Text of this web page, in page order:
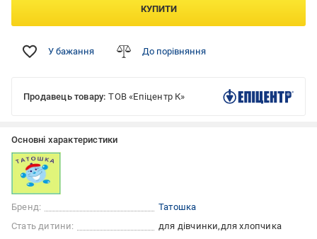
КУПИТИ
У бажання До порівняння
Продавець товару: ТОВ «Епіцентр К»
Основні характеристики
Бренд:
Татошка
Стать дитини:
для дівчинки для хлопчика